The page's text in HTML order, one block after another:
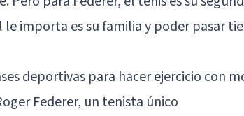
importa es su familia y poder pasar
deportivas para hacer ejercicio con
Federer, un tenista único